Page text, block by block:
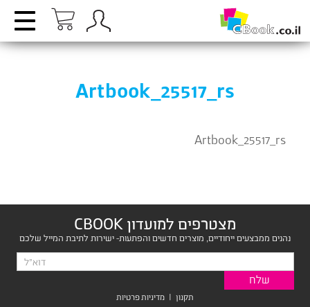
Artbook_25517_rs
Artbook_25517_rs
מצטרפים למועדון CBOOK
נהנים ממבצעים ייחודיים, מוצרים חדשים והפתעות- ישירות לתיבת המייל שלכם
תקנון | מדיניות פרטיות